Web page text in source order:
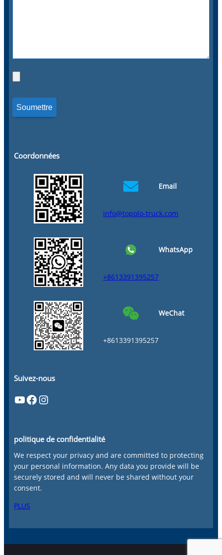
Coordonnées
Email
info@topolo-truck.com
WhatsApp
+8613391395257
WeChat
+8613391395257
Suivez-nous
YouTube Facebook Instagram
politique de confidentialité
We respect your privacy and are committed to protecting
your personal information. Any data you provide will be
securely stored and will never be shared without your
consent.
PLUS